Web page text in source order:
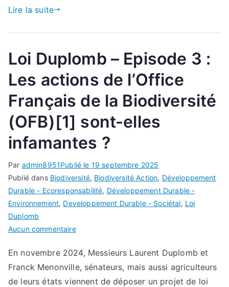
respect
–
pétition
millions
signataires
Lire la suite
Loi Duplomb – Episode 3 :
Les actions de l’Office
Français de la Biodiversité
(OFB)[1] sont-elles
infamantes ?
Par admin8951Publié le 19 septembre 2025
Publié dans Biodiversité, Biodiversité Action, Développement
Durable - Ecoresponsabilité, Développement Durable -
Environnement, Developpement Durable - Sociétal, Loi
Duplomb
Aucun commentairesur
Duplomb
–
Episode
En novembre 2024, Messieurs Laurent Duplomb et
Franck Menonville, sénateurs, mais aussi agriculteurs
de leurs états viennent de déposer un projet de loi